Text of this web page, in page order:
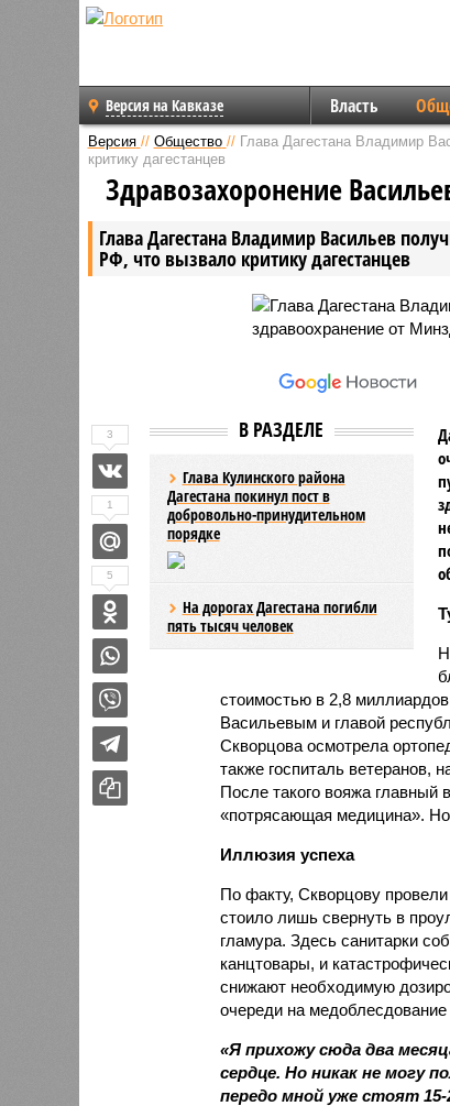
Версия на Кавказе Власть
Версия // Общество // Глава Дагестана Владимир
критику дагестанцев
Глава Дагестана Владимир Васильев
РФ, что вызвало критику дагестанцев
Здравозахоронение
В РАЗДЕЛЕ
Глава Кулинского района
Дагестана покинул пост в
добровольно-принудительном
порядке
На дорогах Дагестана погибли
пять тысяч человек
стоимостью в 2,8
Васильевым и главой
Скворцова осмотрела
также госпиталь ветеранов,
После такого вояжа главный
«потрясающая медицина». Но
Иллюзия успеха
По факту, Скворцову
стоило лишь свернуть в
гламура. Здесь санитарки
канцтовары, и
снижают необходимую
очереди на
«Я прихожу сюда два
сердце. Но никак не могу
передо мной уже стоят 15-
3
1
5